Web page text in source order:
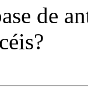
de